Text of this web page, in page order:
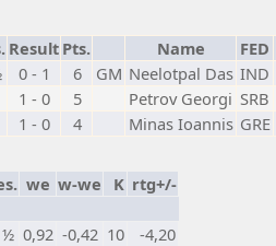
Result Pts. Name FED
0 - 1 6 GM Neelotpal Das IND
1 - 0 5 Petrov Georgi SRB
1 - 0 4 Minas Ioannis GRE
we w-we K rtg+/-
½ 0,92 -0,42 10
-4,20